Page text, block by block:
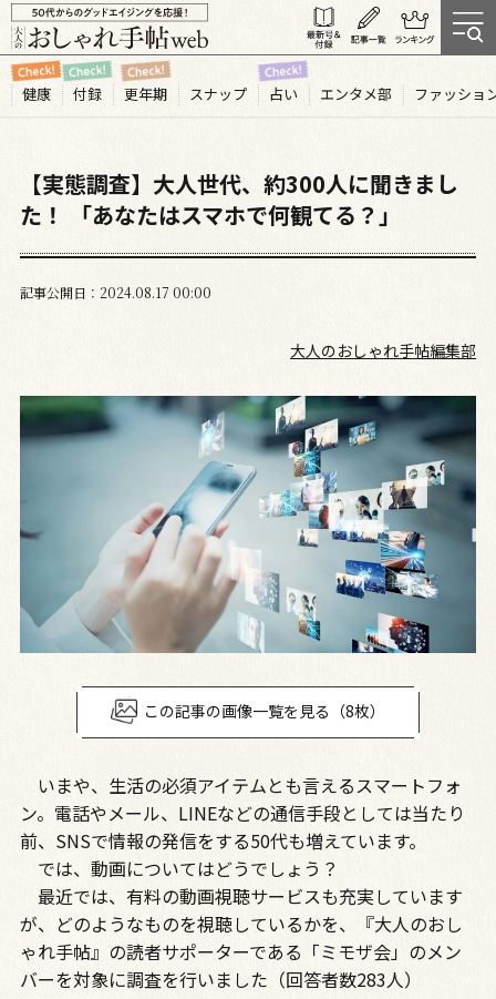
健康 付録 更年期 スナップ 占い エンタメ部 ファッショ
【実態調査】大人世代、約300人に聞きまし
た！ 「あなたはスマホで何観てる？」
記事公開日 2024.08 17 00:00
大人のおしゃれ手帖編集部
この記事の画像一覧を見る（8枚）
いまや、生活の必須アイテムとも言えるスマートフォ
ン。電話やメール、LINEなどの通信手段としては当たり
前、SNSで情報の発信をする50代も増えています。
では、動画についてはどうでしょう？
最近では、有料の動画視聴サービスも充実しています
が、どのようなものを視聴しているかを、『大人のおし
ゃれ手帖』の読者サポーターである「ミモザ会」のメン
バーを対象に調査を行いました（回答者数283人）